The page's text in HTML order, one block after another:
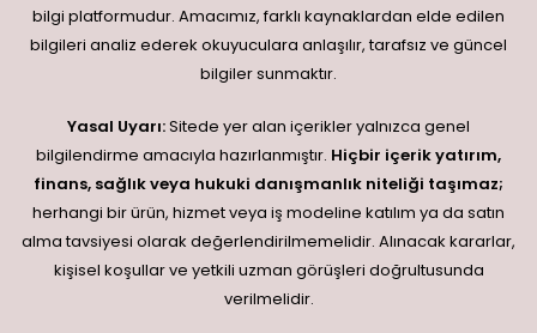
bilgi platformudur. Amacımız, farklı kaynaklardan elde edilen
bilgileri analiz ederek okuyuculara anlaşılır, tarafsız ve güncel
bilgiler sunmaktır.
Yasal Uyarı:Sitede yer alan içerikler yalnızca genel
bilgilendirme amacıyla hazırlanmıştır. Hiçbir içerik yatırım,
finans, sağlık veya hukuki danışmanlık niteliği taşımaz;
herhangi bir ürün, hizmet veya iş modeline katılım ya da satın
alma tavsiyesi olarak değerlendirilmemelidir. Alınacak kararlar,
kişisel koşullar ve yetkili uzman görüşleri doğrultusunda
verilmelidir.